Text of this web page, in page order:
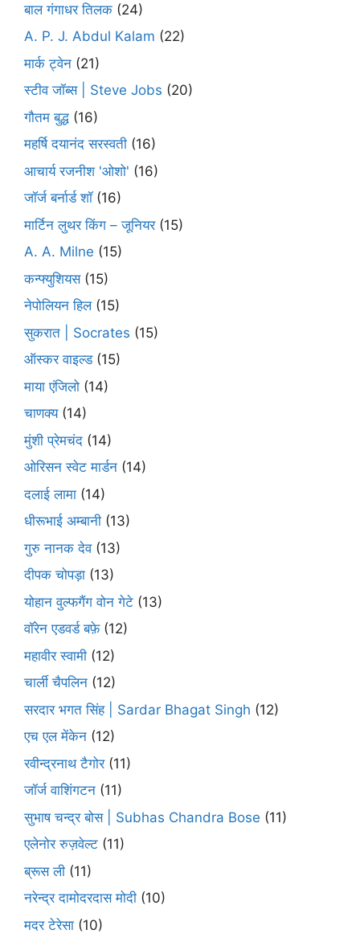
बाल गंगाधर तिलक (24)
A. P. J. Abdul Kalam (22)
मार्क ट्वेन (21)
स्टीव जॉब्स | Steve Jobs (20)
गौतम बुद्ध (16)
महर्षि दयानंद सरस्वती (16)
आचार्य रजनीश 'ओशो' (16)
जॉर्ज बर्नार्ड शॉ(16)
मार्टिन लुथर किंग – जूनियर(15)
A. A. Milne (15)
कन्फ्युशियस(15)
नेपोलियन हिल(15)
सुकरात | Socrates (15)
ऑस्कर वाइल्ड(15)
माया एंजिलो (14)
चाणक्य(14)
मुंशी प्रेमचंद (14)
ओरिसन स्‍वेट मार्डन (14)
दलाई लामा (14)
धीरूभाई अम्बानी (13)
गुरु नानक देव(13)
दीपक चोपड़ा (13)
योहान वुल्फगैंग वोन गेटे (13)
वॉरेन एडवर्ड बफ़े(12)
महावीर स्वामी (12)
चार्ली चैपलिन (12)
सरदार भगत सिंह | Sardar Bhagat Singh (12)
एच एल मेंकेन (12)
रवीन्द्रनाथ टैगोर(11)
जॉर्ज वाशिंगटन (11)
सुभाष चन्द्र बोस | Subhas Chandra Bose (11)
एलेनोर रुज़वेल्ट (11)
ब्रूस ली (11)
नरेन्द्र दामोदरदास मोदी (10)
मदर टेरेसा (10)